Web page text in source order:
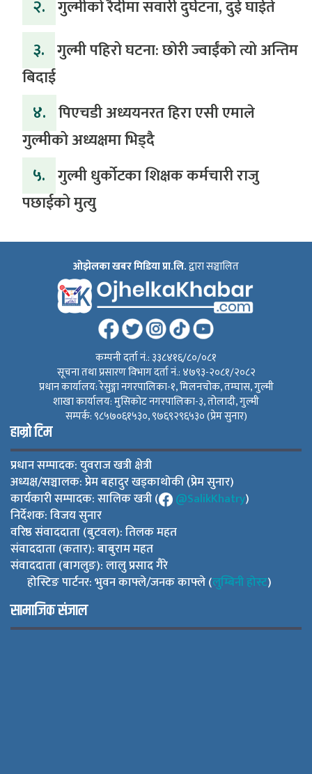
२. गुल्मीको रैदीमा सवारी दुर्घटना, दुई घाईते
३. गुल्मी पहिरो घटना: छोरी ज्वाईंको त्यो अन्तिम
बिदाई
४. पिएचडी अध्ययनरत हिरा एसी एमाले
गुल्मीको अध्यक्षमा भिड्दै
५. गुल्मी धुर्कोटका शिक्षक कर्मचारी राजु
पछाईको मुत्यु
ओझेलका खबर मिडिया प्रा.लि.द्वारा सञ्चालित
कम्पनी दर्ता नं.: ३३८४१६/८०/०८१
सूचना तथा प्रसारण विभाग दर्ता नं.: ४७९३-२०८१/२०८२
प्रधान कार्यालय: रेसुङ्गा नगरपालिका-१, मिलनचोक, तम्घास, गुल्मी
शाखा कार्यालय: मुसिकोट नगरपालिका-३, तोलादी, गुल्मी
सम्पर्क: ९८५७०६१५३०, ९७६९२९६५३० (प्रेम सुनार)
हाम्रो टिम
प्रधान सम्पादक: युवराज खत्री क्षेत्री
अध्यक्ष/सञ्चालक: प्रेम बहादुर खड्काथोकी (प्रेम सुनार)
कार्यकारी सम्पादक: सालिक खत्री (
@SalikKhatry)
निर्देशक: विजय सुनार
वरिष्ठ संवाददाता (बुटवल): तिलक महत
संवाददाता (कतार): बाबुराम महत
संवाददाता (बागलुङ): लालु प्रसाद गैरे
होस्टिङ पार्टनर: भुवन काफ्ले/जनक काफ्ले (लुम्बिनी होस्ट)
सामाजिक संजाल